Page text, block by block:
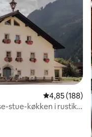
4,85 ud af 5 i
4,85 (188)
stue-køkken i rustikt